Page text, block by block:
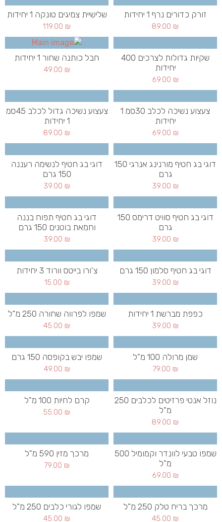
זורק כדורים נרף 1 יחידות
89.00 ₪
שלישיית צמיגים טונקה 1 יחידות
119.00 ₪
שקיות גדולות לצרכים 400
יחידות
69.00 ₪
חבל כותנה שחור 1 יחידות
49.00 ₪
צעצוע נשיכה לכלב 30סמ 1
יחידות
69.00 ₪
צעצוע נשיכה גדול לכלב 45סמ
1 יחידות
89.00 ₪
דוגי בג חטיף מורנינג אנרגי 150
גרם
39.00 ₪
דוגי בג חטיף לנשימה רעננה
150 גרם
39.00 ₪
דוגי בג חטיף סוויט דרימס 150
גרם
39.00 ₪
דוגי בג חטיף תפוח בננה
וחמאת בוטנים 150 גרם
39.00 ₪
דוגי בג חטיף סלמון 150 גרם
39.00 ₪
צ'ורו בייטס וורוד 3 יחידות
15.00 ₪
כפפת מברשת 1 יחידות
39.00 ₪
שמפו לפרווה שחורה 250 מ"ל
45.00 ₪
שמן מרולה 100 מ"ל
79.00 ₪
שמפו יבש בקופסה 150 גרם
49.00 ₪
נוזל אנטי פרזיטים לכלבים 250
מ"ל
89.00 ₪
קרם לחיות 100 מ"ל
55.00 ₪
שמפו טבעי לוונדר וקמומיל 500
מ"ל
69.00 ₪
מרכך מזין 590 מ"ל
79.00 ₪
מרכך בריח טלק 250 מ"ל
45.00 ₪
שמפו לגורי כלבים 250 מ"ל
45.00 ₪